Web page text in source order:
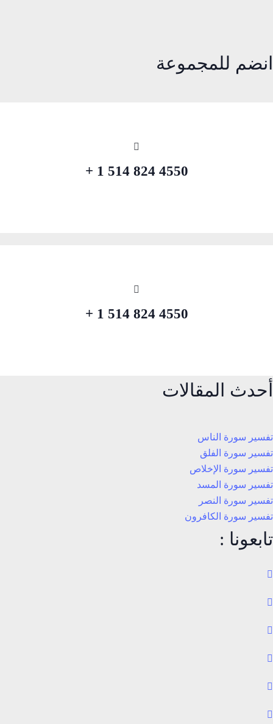
انضم للمجموعة
4550 824 514 1 +
4550 824 514 1 +
أحدث المقالات
تفسير سورة الناس
تفسير سورة الفلق
تفسير سورة الإخلاص
تفسير سورة المسد
تفسير سورة النصر
تفسير سورة الكافرون
تابعونا :